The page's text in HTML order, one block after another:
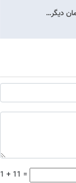
1 + 11 =